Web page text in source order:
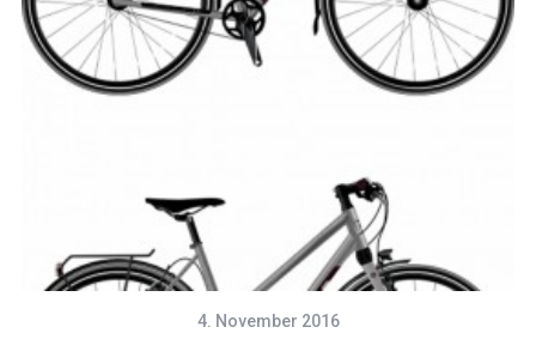
4. November 2016